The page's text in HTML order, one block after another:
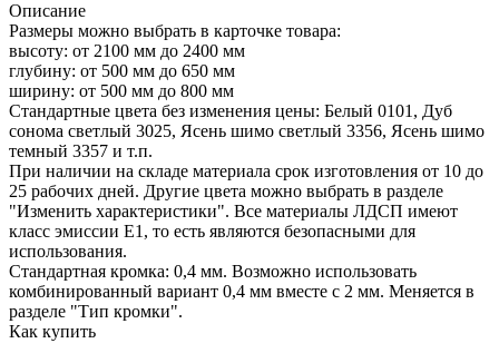
Описание
Размеры можно выбрать в карточке товара:
высоту: от 2100 мм до 2400 мм
глубину: от 500 мм до 650 мм
ширину: от 500 мм до 800 мм
Стандартные цвета без изменения цены: Белый 0101, Дуб
сонома светлый 3025, Ясень шимо светлый 3356, Ясень шимо
темный 3357 и т.п.
При наличии на складе материала срок изготовления от 10 до
25 рабочих дней. Другие цвета можно выбрать в разделе
"Изменить характеристики". Все материалы ЛДСП имеют
класс эмиссии Е1, то есть являются безопасными для
использования.
Стандартная кромка: 0,4 мм. Возможно использовать
комбинированный вариант 0,4 мм вместе с 2 мм. Меняется в
разделе "Тип кромки".
Как купить